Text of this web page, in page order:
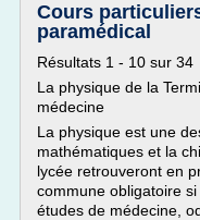
Cours
paramédical
Résultats 1 - 10 sur 34
La physique de la
médecine
La physique est une
mathématiques et la
lycée retrouveront en
commune obligatoire
études de médecine,